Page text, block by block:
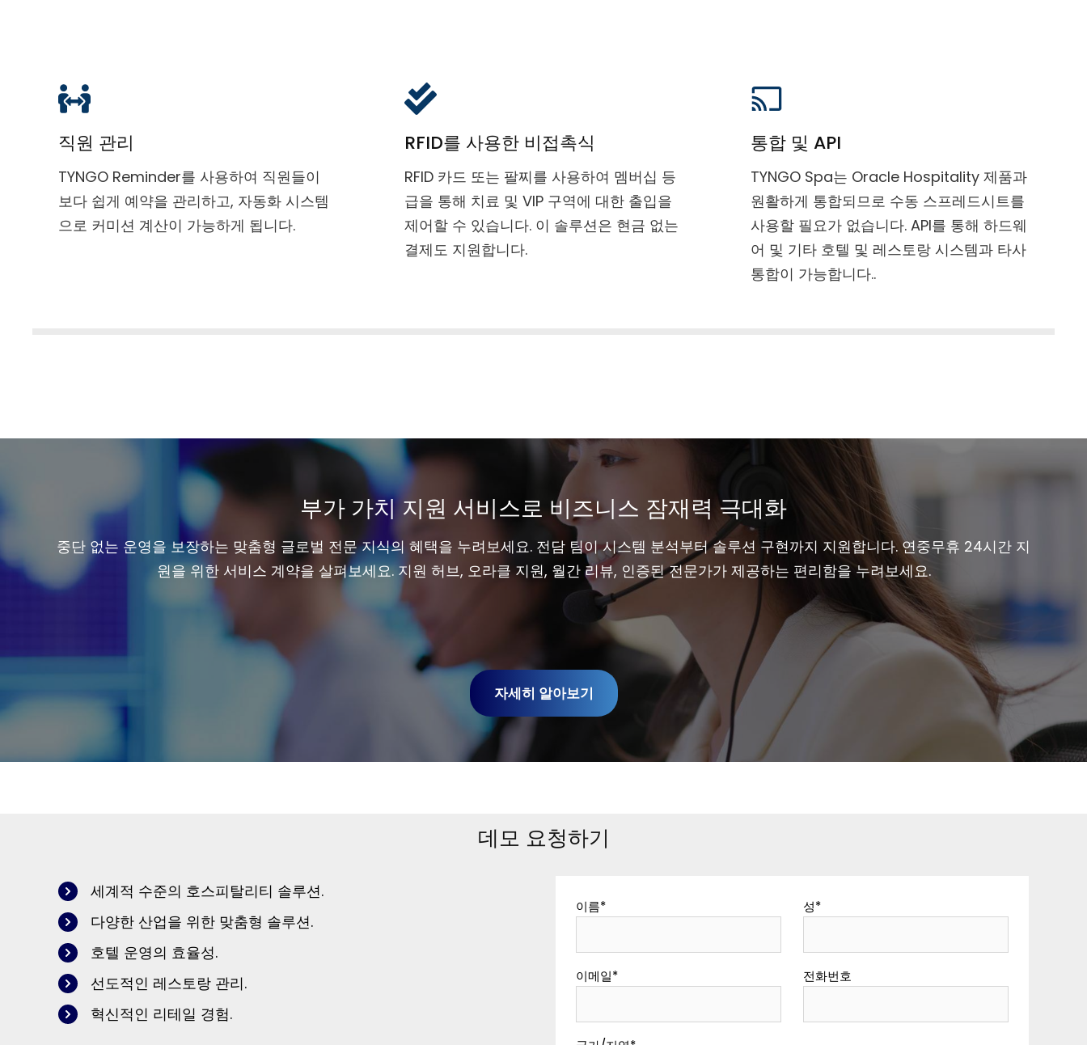
직원 관리
TYNGO Reminder를 사용하여 직원들이
보다 쉽게 예약을 관리하고, 자동화 시스템
으로 커미션 계산이 가능하게 됩니다.
RFID를 사용한 비접촉식
RFID 카드 또는 팔찌를 사용하여 멤버십 등
급을 통해 치료 및 VIP 구역에 대한 출입을
제어할 수 있습니다. 이 솔루션은 현금 없는
결제도 지원합니다.
통합 및 API
TYNGO Spa는 Oracle Hospitality 제품과
원활하게 통합되므로 수동 스프레드시트를
사용할 필요가 없습니다. API를 통해 하드웨
어 및 기타 호텔 및 레스토랑 시스템과 타사
통합이 가능합니다..
부가 가치 지원 서비스로 비즈니스 잠재력 극대화
중단 없는 운영을 보장하는 맞춤형 글로벌 전문 지식의 혜택을 누려보세요. 전담 팀이 시스템 분석부터 솔루션 구현까지 지원합니다. 연중무휴 24시간 지
원을 위한 서비스 계약을 살펴보세요. 지원 허브, 오라클 지원, 월간 리뷰, 인증된 전문가가 제공하는 편리함을 누려보세요.
자세히 알아보기
데모 요청하기
세계적 수준의 호스피탈리티 솔루션.
다양한 산업을 위한 맞춤형 솔루션.
호텔 운영의 효율성.
선도적인 레스토랑 관리.
혁신적인 리테일 경험.
이름* 성*
이메일* 전화번호